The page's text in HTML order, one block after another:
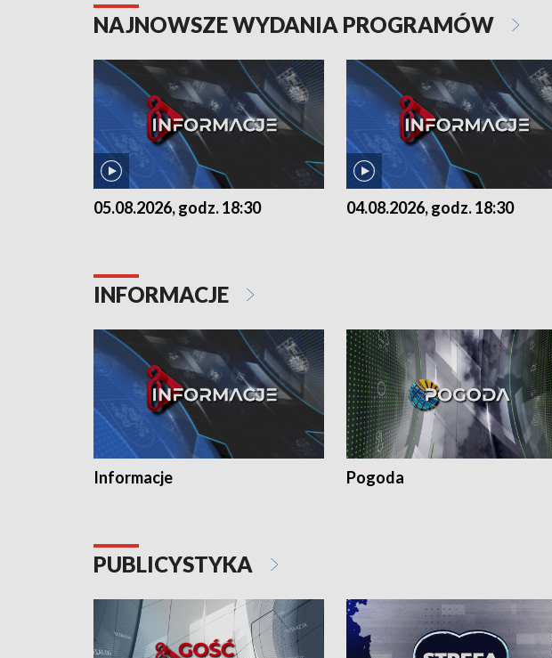
NAJNOWSZE WYDANIA PROGRAMÓW
05.08.2026, godz. 18:30 04.08.2026, godz. 18:30
INFORMACJE
Informacje Pogoda
PUBLICYSTYKA